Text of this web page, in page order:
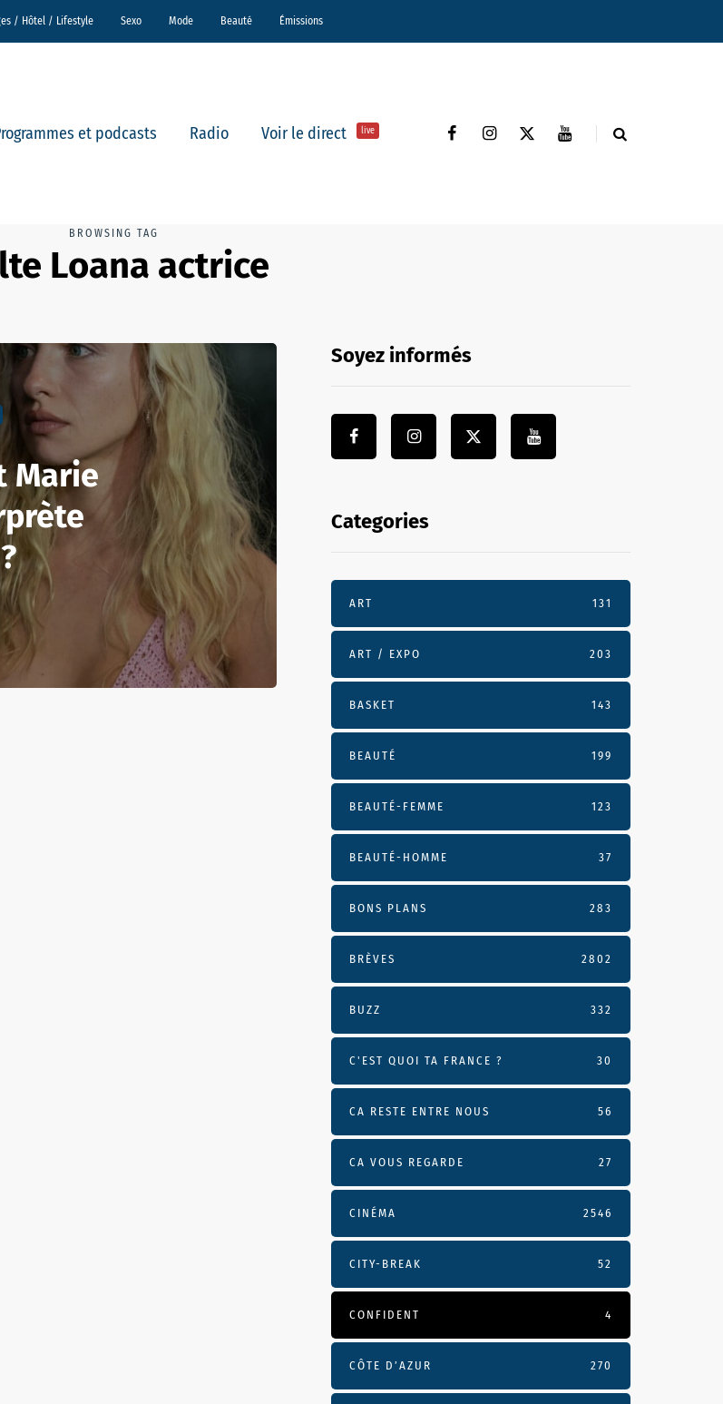
/ Hôtel / Lifestyle Sexo Mode Beauté Émissions
et podcasts Radio Voir le direct live
BROWSING TAG
Loana actrice
Marie
Soyez informés
Categories
ART 131
ART / EXPO 203
BASKET 143
BEAUTÉ 199
BEAUTÉ-FEMME 123
BEAUTÉ-HOMME 37
BONS PLANS 283
BRÈVES 2802
BUZZ 332
C'EST QUOI TA FRANCE ? 30
CA RESTE ENTRE NOUS 56
CA VOUS REGARDE 27
CINÉMA 2546
CITY-BREAK 52
CONFIDENT 4
CÔTE D’AZUR 270